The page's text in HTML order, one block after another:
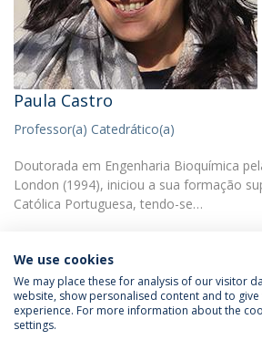
Paula Castro
Professor(a) Catedrático(a)
Doutorada em Engenharia Bioquímica
London (1994), iniciou a sua formação
Católica Portuguesa, tendo-se…
Política de Privacidade
Termos
We use cookies
We may place these for analysis of our visitor
website, show personalised content and to
experience. For more information about the
settings.